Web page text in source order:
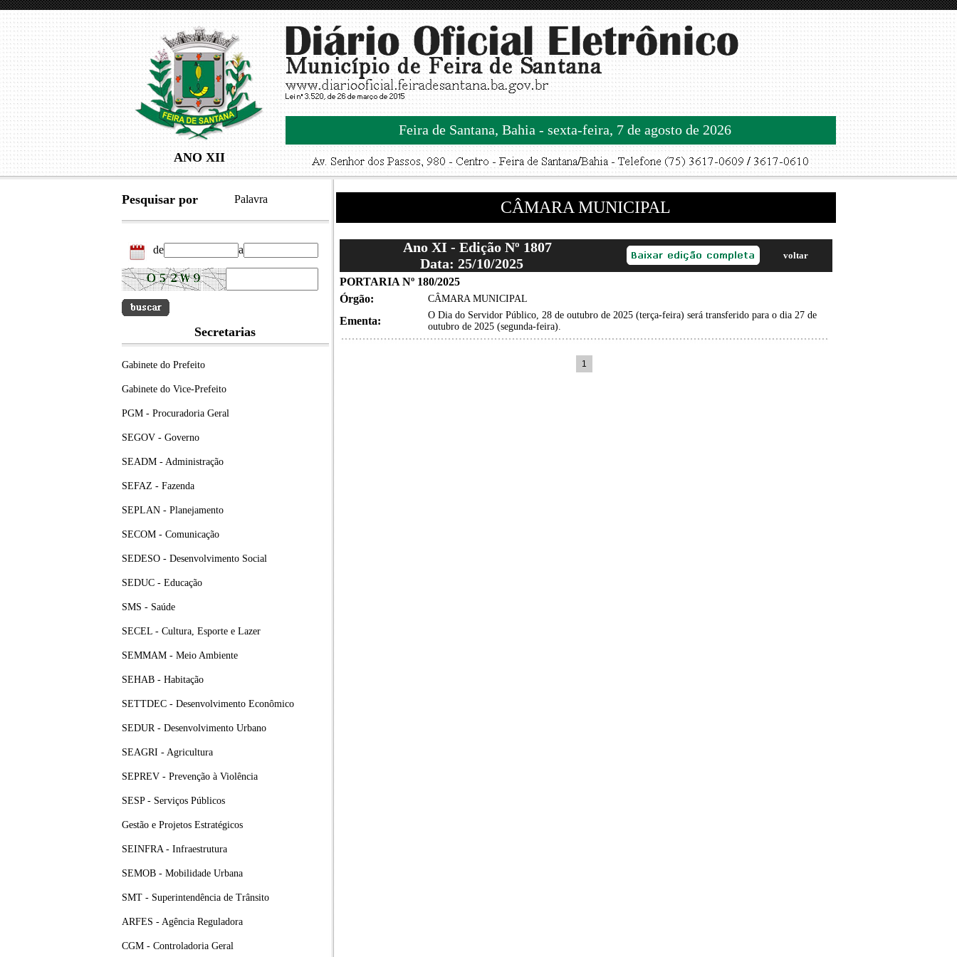
ANO XII
Feira de Santana, Bahia - sexta-feira, 7 de agosto de 2026
Pesquisar por Palavra
de a
Secretarias
Gabinete do Prefeito
Gabinete do Vice-Prefeito
PGM - Procuradoria Geral
SEGOV - Governo
SEADM - Administração
SEFAZ - Fazenda
SEPLAN - Planejamento
SECOM - Comunicação
SEDESO - Desenvolvimento Social
SEDUC - Educação
SMS - Saúde
SECEL - Cultura, Esporte e Lazer
SEMMAM - Meio Ambiente
SEHAB - Habitação
SETTDEC - Desenvolvimento Econômico
SEDUR - Desenvolvimento Urbano
SEAGRI - Agricultura
SEPREV - Prevenção à Violência
SESP - Serviços Públicos
Gestão e Projetos Estratégicos
SEINFRA - Infraestrutura
SEMOB - Mobilidade Urbana
SMT - Superintendência de Trânsito
ARFES - Agência Reguladora
CGM - Controladoria Geral
CÂMARA MUNICIPAL
Ano XI - Edição Nº 1807
Data: 25/10/2025
voltar
PORTARIA Nº 180/2025
Órgão:
CÂMARA MUNICIPAL
Ementa:
O Dia do Servidor Público, 28 de outubro de 2025 (terça-feira) será transferido para o dia 27 de
outubro de 2025 (segunda-feira).
1